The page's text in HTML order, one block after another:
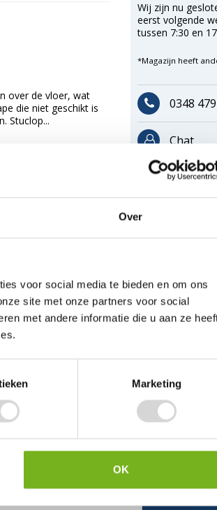
Over
voor social media te bieden en om ons
site met onze partners voor social
met andere informatie die u aan ze
Marketing
OK
over de vloer, wat
die niet geschikt is
Stuclop...
Wij zijn nu
eerst volgende
tussen 7:30 en
*Magazijn heeft
0348
Chat
Offerte
een speciale prijs
naar de
Ontvang direct korting